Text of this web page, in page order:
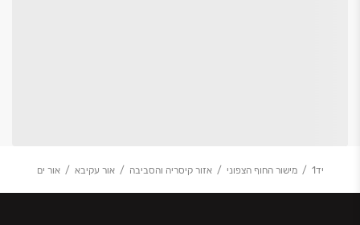
יד1 מישור החוף הצפוני אזור קיסריה והסביבה אור עקיבא אור ים